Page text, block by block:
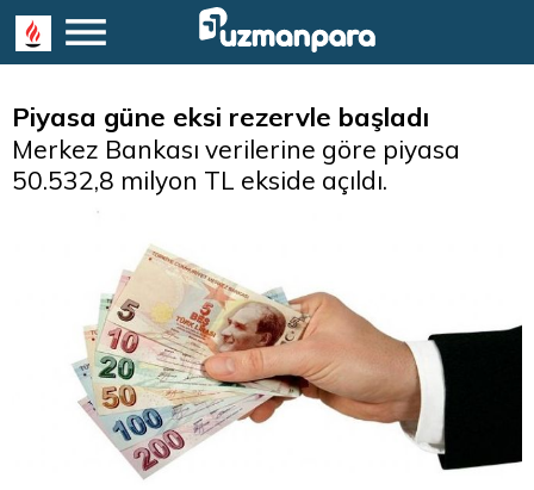
Piyasa güne eksi rezervle başladı
Merkez Bankası verilerine göre piyasa
50.532,8 milyon TL ekside açıldı.